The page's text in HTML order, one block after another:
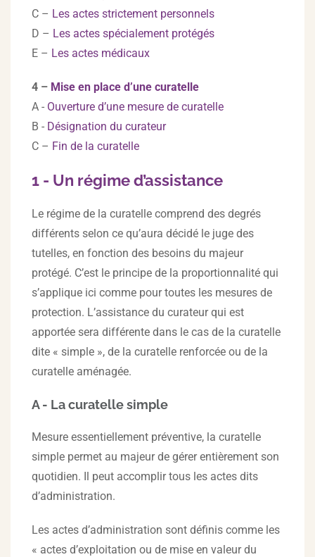
C – Les actes strictement personnels
D – Les actes spécialement protégés
E – Les actes médicaux
4 – Mise en place d’une curatelle
A - Ouverture d’une mesure de curatelle
B - Désignation du curateur
C – Fin de la curatelle
1 - Un régime d’assistance
Le régime de la curatelle comprend des degrés
différents selon ce qu’aura décidé le juge des
tutelles, en fonction des besoins du majeur
protégé. C’est le principe de la proportionnalité qui
s’applique ici comme pour toutes les mesures de
protection. L’assistance du curateur qui est
apportée sera différente dans le cas de la curatelle
dite « simple », de la curatelle renforcée ou de la
curatelle aménagée.
A - La curatelle simple
Mesure essentiellement préventive, la curatelle
simple permet au majeur de gérer entièrement son
quotidien. Il peut accomplir tous les actes dits
d’administration.
Les actes d’administration sont définis comme les
« actes d’exploitation ou de mise en valeur du